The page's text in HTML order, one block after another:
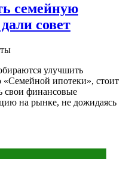
семейную
совет
улучшить
ипотеки», стоит
свои финансовые
на рынке, не дожидаясь